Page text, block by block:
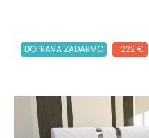
DOPRAVA ZADARMO -222 €